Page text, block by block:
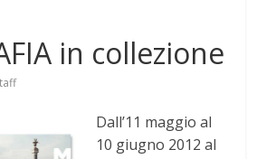
in collezione
Dall’11 maggio al
10 giugno 2012 al